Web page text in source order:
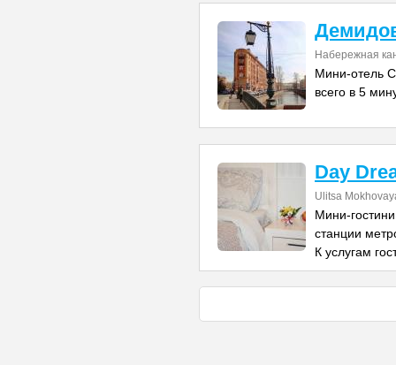
Набережная
Мини-отель
всего в 5
Day
Ulitsa
Мини-
станции
К услугам